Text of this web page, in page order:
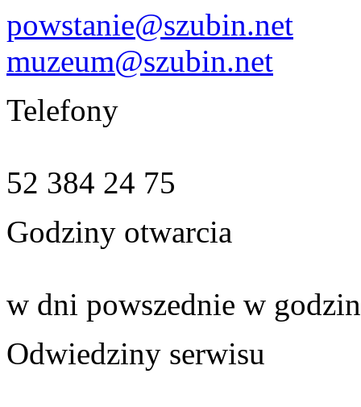
powstanie@szubin.net
muzeum@szubin.net
Telefony
52 384 24 75
Godziny otwarcia
w dni powszednie w
Odwiedziny serwisu